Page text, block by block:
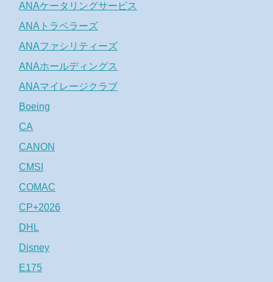
ANAケータリングサービス
ANAトラベラーズ
ANAファシリティーズ
ANAホールディングス
ANAマイレージクラブ
Boeing
CA
CANON
CMSI
COMAC
CP+2026
DHL
Disney
E175